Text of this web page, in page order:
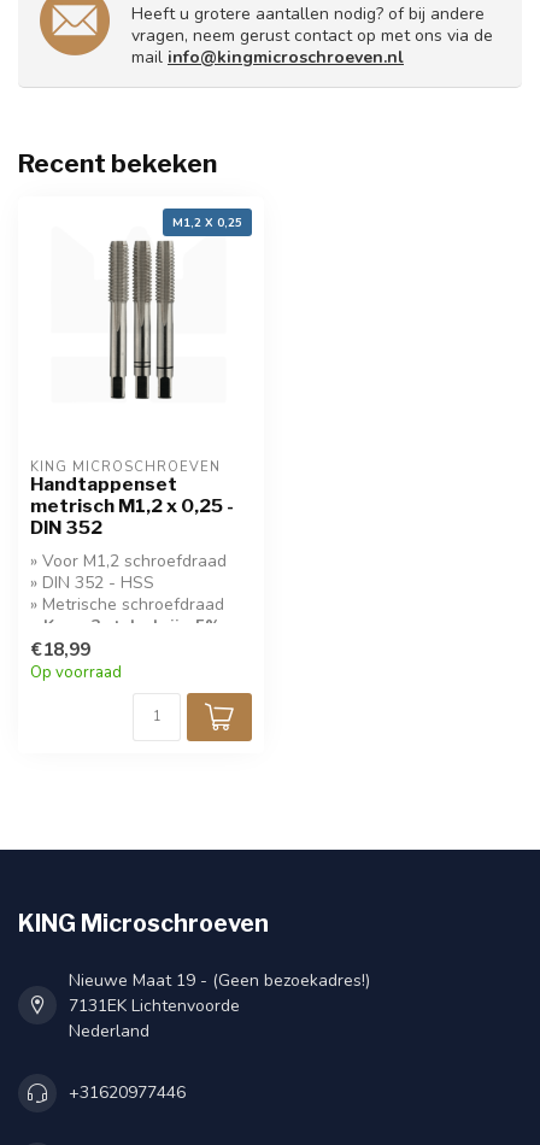
Heeft u grotere aantallen nodig? of bij andere
vragen, neem gerust contact op met ons via de
mail info@kingmicroschroeven.nl
Recent bekeken
M1,2 X 0,25
KING MICROSCHROEVEN
Handtappenset
metrisch M1,2 x 0,25 -
DIN 352
» Voor M1,2 schroefdraad
» DIN 352 - HSS
» Metrische schroefdraad
» Koop 3 stuks krijg 5%
korting!
€18,99
Op voorraad
KING Microschroeven
Nieuwe Maat 19 - (Geen bezoekadres!)
7131EK Lichtenvoorde
Nederland
+31620977446